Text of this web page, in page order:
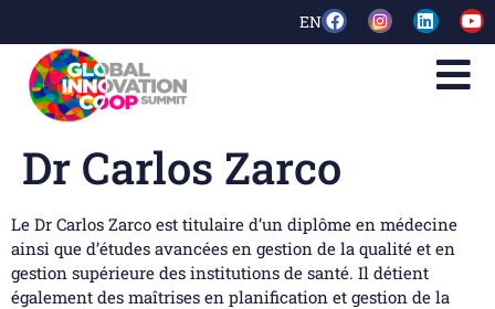
EN
Dr Carlos Zarco
Le Dr Carlos Zarco est titulaire d’un diplôme en médecine
ainsi que d’études avancées en gestion de la qualité et en
gestion supérieure des institutions de santé. Il détient
également des maîtrises en planification et gestion de la